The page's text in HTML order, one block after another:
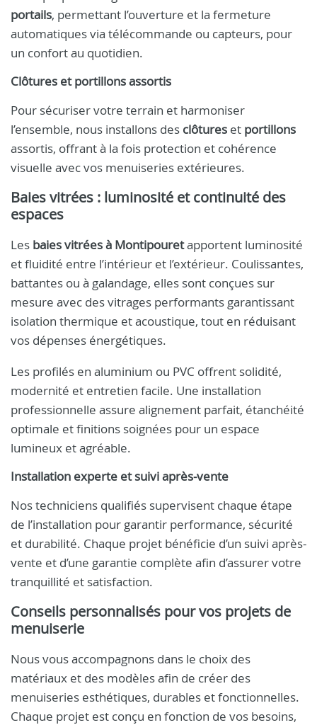
portails, permettant l’ouverture et la fermeture
automatiques via télécommande ou capteurs, pour
un confort au quotidien.
Clôtures et portillons assortis
Pour sécuriser votre terrain et harmoniser
l’ensemble, nous installons des clôtures et portillons
assortis, offrant à la fois protection et cohérence
visuelle avec vos menuiseries extérieures.
Baies vitrées : luminosité et continuité des
espaces
Les baies vitrées à Montipouretapportent luminosité
et fluidité entre l’intérieur et l’extérieur. Coulissantes,
battantes ou à galandage, elles sont conçues sur
mesure avec des vitrages performants garantissant
isolation thermique et acoustique, tout en réduisant
vos dépenses énergétiques.
Les profilés en aluminium ou PVC offrent solidité,
modernité et entretien facile. Une installation
professionnelle assure alignement parfait, étanchéité
optimale et finitions soignées pour un espace
lumineux et agréable.
Installation experte et suivi après-vente
Nos techniciens qualifiés supervisent chaque étape
de l’installation pour garantir performance, sécurité
et durabilité. Chaque projet bénéficie d’un suivi après-
vente et d’une garantie complète afin d’assurer votre
tranquillité et satisfaction.
Conseils personnalisés pour vos projets de
menuiserie
Nous vous accompagnons dans le choix des
matériaux et des modèles afin de créer des
menuiseries esthétiques, durables et fonctionnelles.
Chaque projet est conçu en fonction de vos besoins,